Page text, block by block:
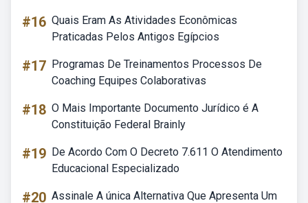
#16 Quais Eram As Atividades Econômicas
Praticadas Pelos Antigos Egípcios
#17 Programas De Treinamentos Processos De
Coaching Equipes Colaborativas
#18 O Mais Importante Documento Jurídico é A
Constituição Federal Brainly
#19 De Acordo Com O Decreto 7.611 O Atendimento
Educacional Especializado
#20 Assinale A única Alternativa Que Apresenta Um